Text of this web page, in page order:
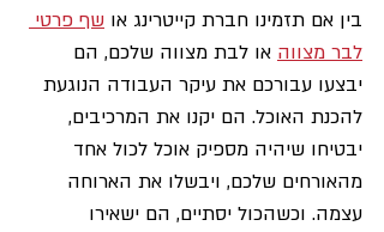
בין אם תזמינו חברת קייטרינג או שף פרטי
לבר מצווה או לבת מצווה שלכם, הם
יבצעו עבורכם את עיקר העבודה הנוגעת
להכנת האוכל. הם יקנו את המרכיבים,
יבטיחו שיהיה מספיק אוכל לכול אחד
מהאורחים שלכם, ויבשלו את הארוחה
עצמה. וכשהכול יסתיים, הם ישאירו